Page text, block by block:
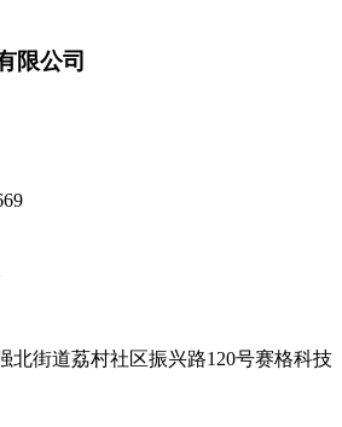
限公司
北街道荔村社区振兴路120号赛格科技